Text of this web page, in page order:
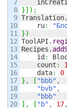
7
8
9
10
11
12
13
14
15
16
17
18
19
20
}] ) ;
Translation.
    ru
:
})
ToolAPI.
Recipes.
    id
:
    count
: 1
    data
:
0
} , [ "bbb" ,
"bvb" ,
"bbb"
] , [ "b" , 17,